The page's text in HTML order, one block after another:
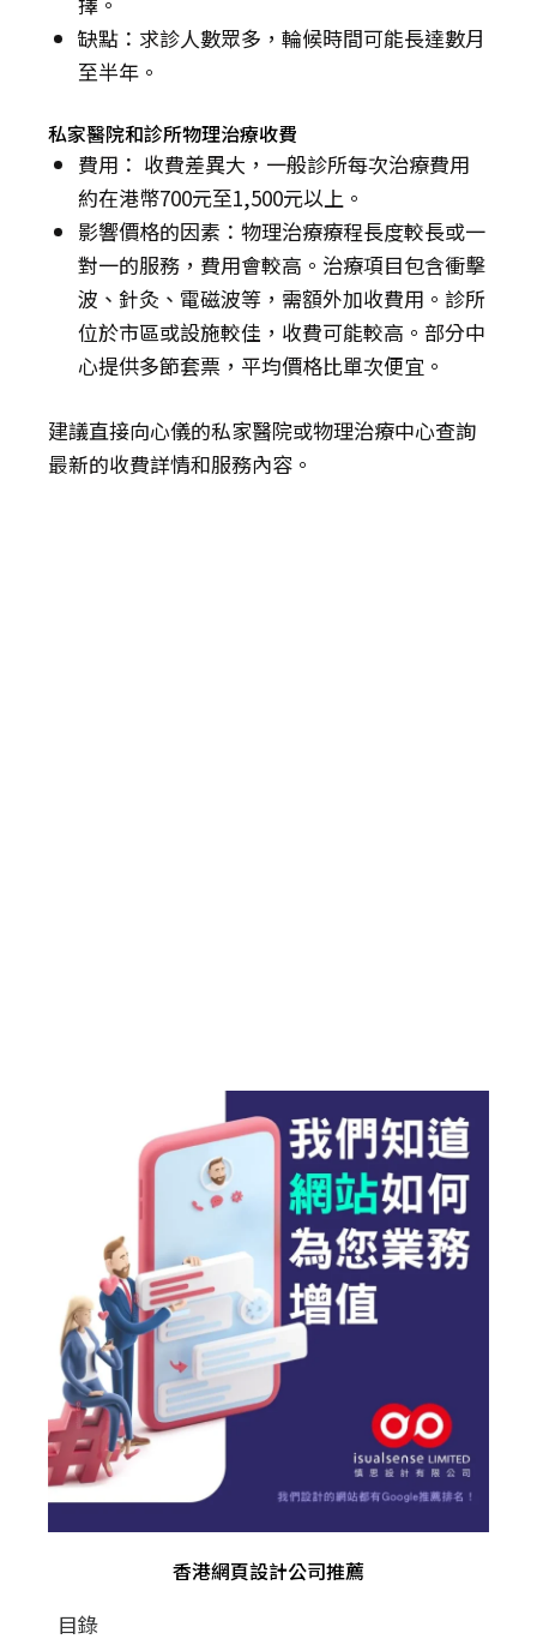
缺點：求診人數眾多，輪候時間可能長達數月
至半年。
私家醫院和診所物理治療收費
費用： 收費差異大，一般診所每次治療費用
約在港幣700元至1,500元以上。
影響價格的因素：物理治療療程長度較長或一
對一的服務，費用會較高。治療項目包含衝擊
波、針灸、電磁波等，需額外加收費用。診所
位於市區或設施較佳，收費可能較高。部分中
心提供多節套票，平均價格比單次便宜。
建議直接向心儀的私家醫院或物理治療中心查詢
最新的收費詳情和服務內容。
香港網頁設計公司推薦
目錄